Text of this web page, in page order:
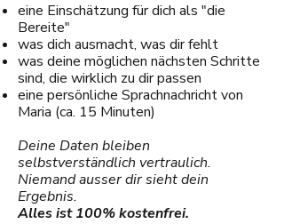
eine Einschätzung für dich als "die
Bereite"
was dich ausmacht, was dir fehlt
was deine möglichen nächsten Schritte
sind, die wirklich zu dir passen
eine persönliche Sprachnachricht von
Maria (ca. 15 Minuten)
Deine Daten bleiben
selbstverständlich vertraulich.
Niemand ausser dir sieht dein
Ergebnis.
Alles ist 100% kostenfrei.